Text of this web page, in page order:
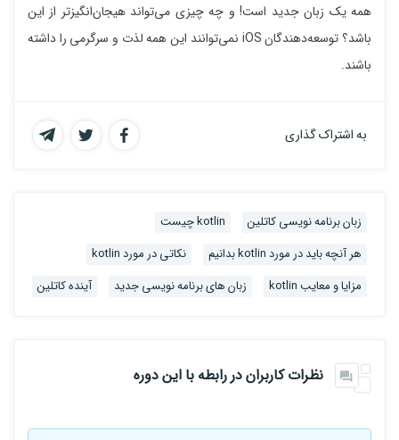
همه یک زبان جدید است! و چه چیزی می‌تواند هیجان‌انگیزتر از این
باشد؟ توسعه‌دهندگان iOS نمی‌توانند این همه لذت و سرگرمی را داشته
باشند.
به اشتراک گذاری
زبان برنامه نویسی کاتلین
kotlin چیست
هر آنچه باید در مورد kotlin بدانیم
نکاتی در مورد kotlin
مزایا و معایب kotlin
زبان های برنامه نویسی جدید آینده کاتلین
نظرات کاربران در رابطه با این دوره